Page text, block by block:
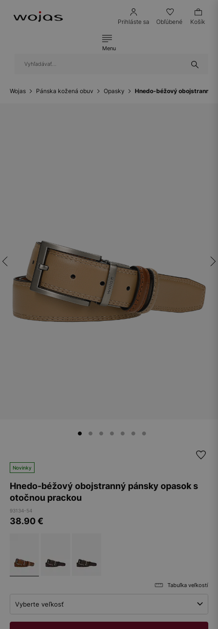
Prihláste sa Obľúbené Košík
Menu
Wojas Pánska kožená obuv Opasky Hnedo-béžový obojstranný
Novinky
Hnedo-béžový obojstranný pánsky opasok s
otočnou prackou
93134-54
38.90€
Tabuľka veľkostí
Vyberte veľkosť